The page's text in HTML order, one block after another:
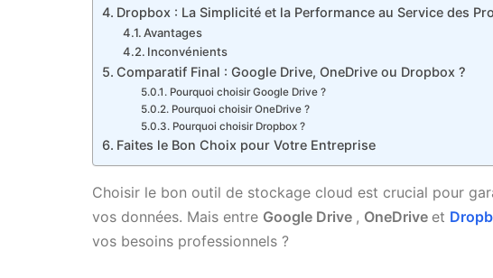
Dropbox : La Simplicité et la Performance au Service des
Avantages
Inconvénients
Comparatif Final : Google Drive, OneDrive ou Dropbox ?
Pourquoi choisir Google Drive ?
Pourquoi choisir OneDrive ?
Pourquoi choisir Dropbox ?
Faites le Bon Choix pour Votre Entreprise
Choisir le bon outil de stockage cloud est crucial pour
vos données. Mais entre Google Drive , OneDrive et
vos besoins professionnels ?